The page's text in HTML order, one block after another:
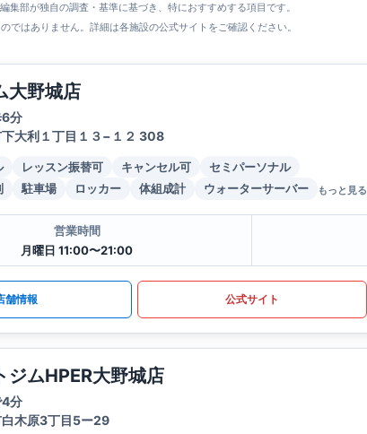
集部が独自の調査・基準に基づき、特におすすめする項目です。
ではありません。詳細は各施設の公式サイトをご確認ください。
大野城店
6分
大利１丁目１３−１２ 308
レッスン振替可 キャンセル可
セミパーソナル
駐車場 ロッカー 体組成計 ウォーターサーバー もっと見る
営業時間
月曜日 11:00〜21:00
舗情報 公式サイト
ジムHPER大野城店
4分
木原3丁目5ー29